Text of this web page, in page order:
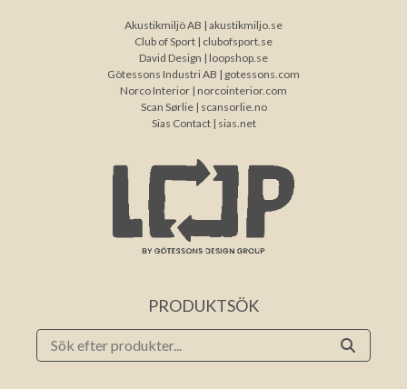
Akustikmiljö AB | akustikmiljo.se
Club of Sport | clubofsport.se
David Design | loopshop.se
Götessons Industri AB | gotessons.com
Norco Interior | norcointerior.com
Scan Sørlie | scansorlie.no
Sias Contact | sias.net
PRODUKTSÖK